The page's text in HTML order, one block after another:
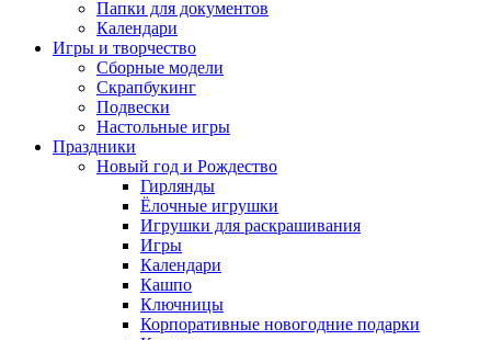
Папки для документов
Календари
Игры и творчество
Сборные модели
Скрапбукинг
Подвески
Настольные игры
Праздники
Новый год и Рождество
Гирлянды
Ёлочные игрушки
Игрушки для раскрашивания
Игры
Календари
Кашпо
Ключницы
Корпоративные новогодние подарки